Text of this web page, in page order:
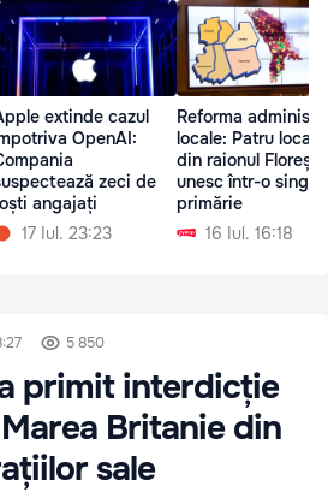
extinde cazul
OpenAI:
zeci de
angajați
17 Iul. 23:23
Reforma
locale: Patru
din raionul Florești
unesc într-o
primărie
16 Iul. 16:18
5 850
primit interdicție
Britanie din
sale